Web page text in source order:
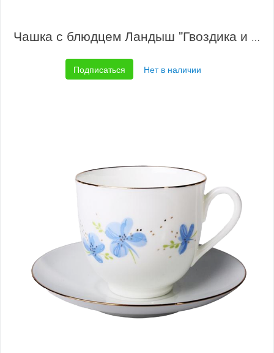
Чашка с блюдцем Ландыш "Гвоздика и нарцисс"
Подписаться Нет в наличии